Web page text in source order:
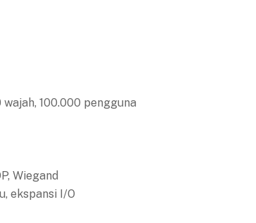
100.000 pengguna
Wiegand
ekspansi I/O